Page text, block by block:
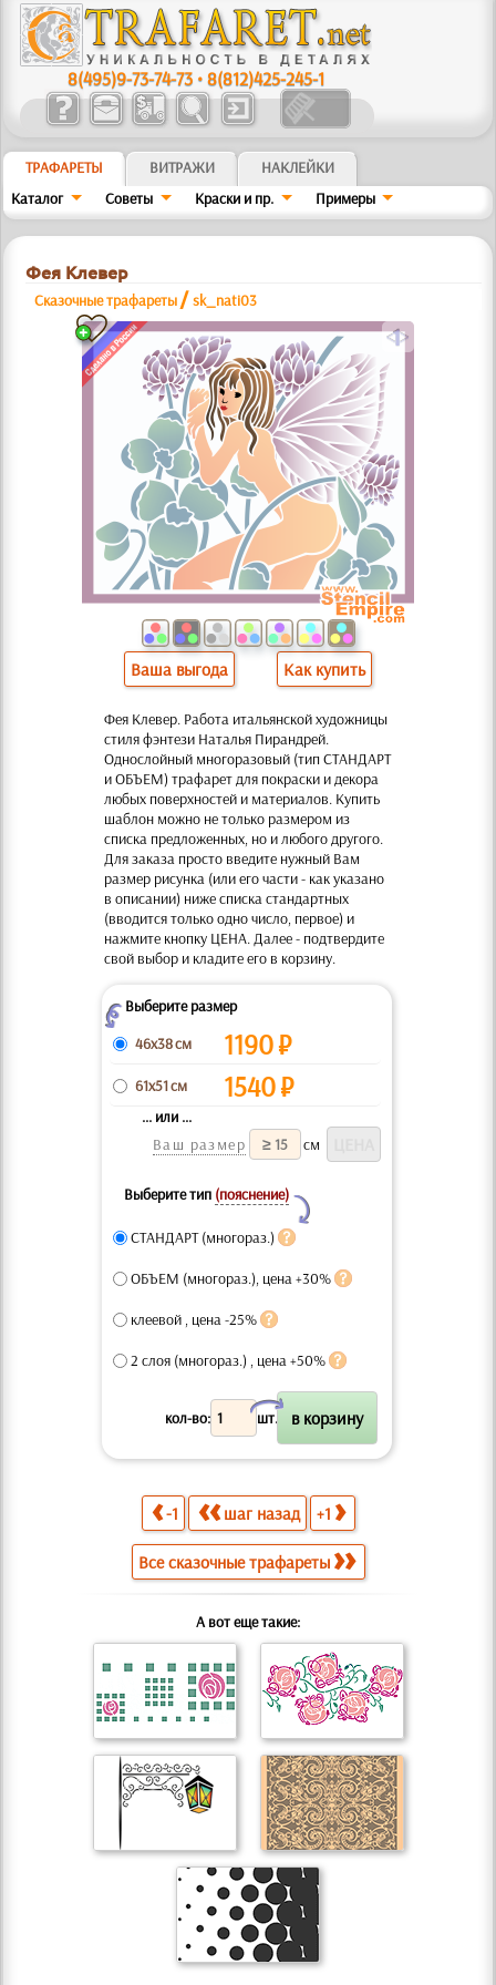
8(495)9-73-74-73 •8(812)425-245-1
ТРАФАРЕТЫ ВИТРАЖИ
НАКЛЕЙКИ
Каталог
Советы Краски и пр. Примеры
Фея Клевер
Сказочные трафареты /sk_nati03
a
Ваша выгода Как купить
Фея Клевер. Работа итальянской художницы
стиля фэнтези Наталья Пирандрей.
Однослойный многоразовый (тип СТАНДАРТ
и ОБЪЕМ) трафарет для покраски и декора
любых поверхностей и материалов. Купить
шаблон можно не только размером из
списка предложенных, но и любого другого.
Для заказа просто введите нужный Вам
размер рисунка (или его части - как указано
в описании) ниже списка стандартных
(вводится только одно число, первое) и
нажмите кнопку ЦЕНА. Далее - подтвердите
свой выбор и кладите его в корзину.
ZВыберите размер
46x38 см
1190₽
61x51 см 1540₽
... или ...
Ваш размер
см
Выберите тип (пояснение)
Y
СТАНДАРТ (многораз.)
ОБЪЕМ (многораз.), цена +30%
клеевой , цена -25%
2 слоя (многораз.) , цена +50%
кол-во: шт.
X
-1 шаг назад +1
Все сказочные трафареты
А вот еще такие: